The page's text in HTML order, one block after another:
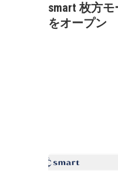
smart 枚方モ
をオープン